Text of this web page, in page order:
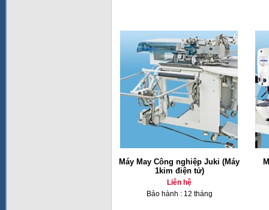
Máy May Công nghiệp Juki (Máy
1kim điện tử)
Liên hệ
Bảo hành : 12 tháng